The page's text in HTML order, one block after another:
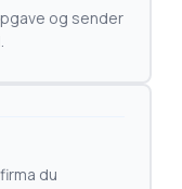
og sender
du